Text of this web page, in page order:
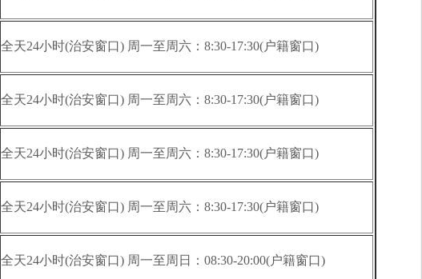
全天24小时(治安窗口) 周一至周六：8:30-17:30(户籍窗口)
全天24小时(治安窗口) 周一至周六：8:30-17:30(户籍窗口)
全天24小时(治安窗口) 周一至周六：8:30-17:30(户籍窗口)
全天24小时(治安窗口) 周一至周六：8:30-17:30(户籍窗口)
全天24小时(治安窗口) 周一至周日：08:30-20:00(户籍窗口)